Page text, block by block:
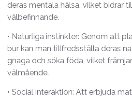
deras mentala hälsa, vilket bidrar
välbefinnande.
• Naturliga instinkter: Genom att
bur kan man tillfredsställa deras
gnaga och söka föda, vilket
välmående.
• Social interaktion: Att erbjuda